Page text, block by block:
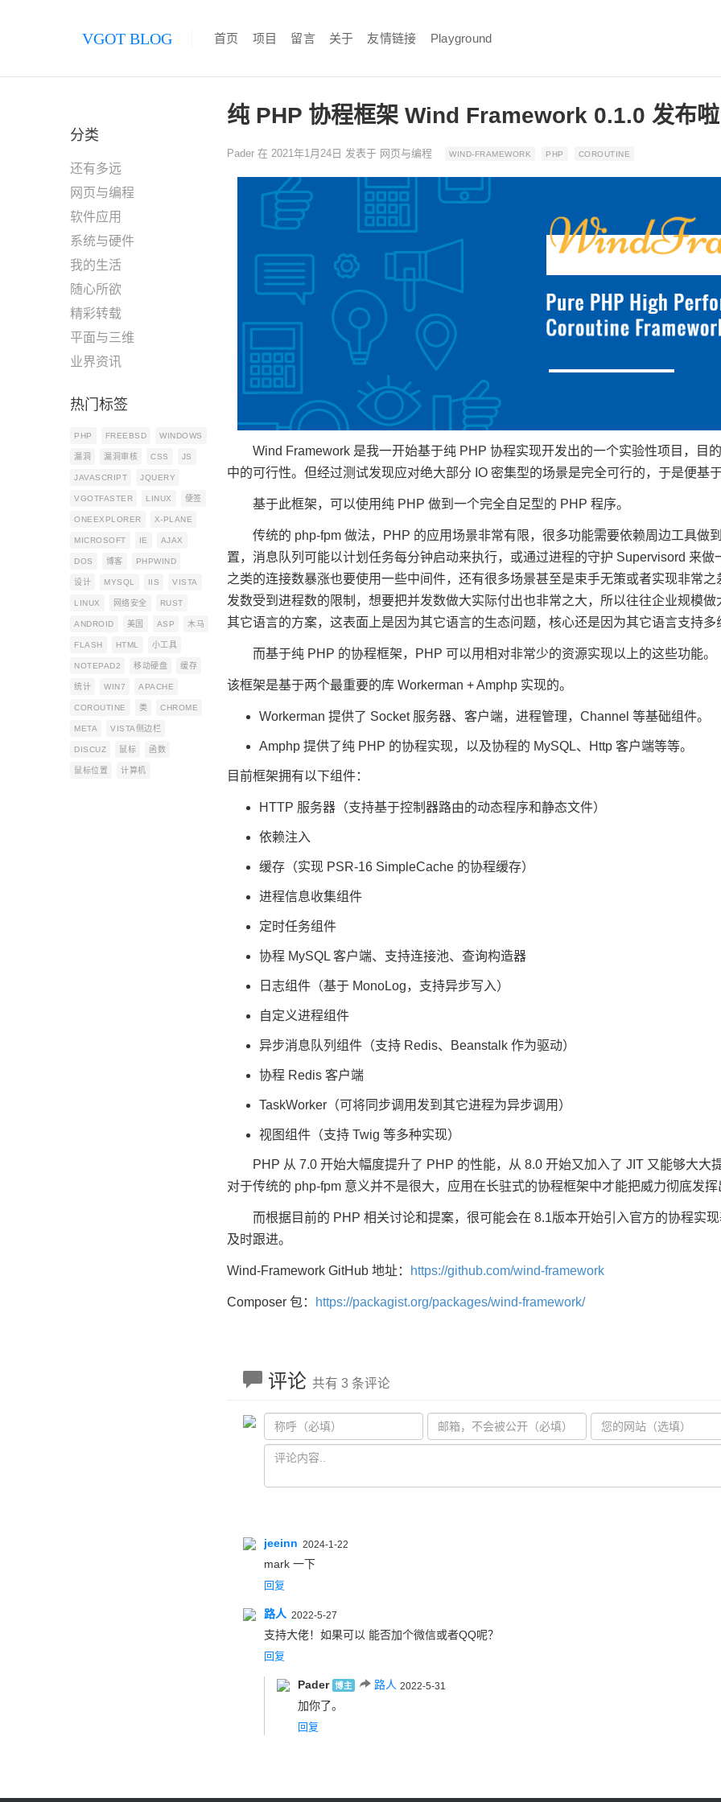
VGOT BLOG 首页 项目 留言 关于 友情链接 Playground
分类
还有多远
网页与编程
软件应用
系统与硬件
我的生活
随心所欲
精彩转载
平面与三维
业界资讯
热门标签
PHP FREEBSD WINDOWS
漏洞 漏洞审核 CSS JS
JAVASCRIPT JQUERY
VGOTFASTER LINUX 便签
ONEEXPLORER X-PLANE
MICROSOFT IE AJAX
DOS 博客 PHPWIND
设计 MYSQL IIS VISTA
LINUX 网络安全 RUST
ANDROID 美国 ASP 木马
FLASH HTML 小工具
NOTEPAD2 移动硬盘 缓存
统计 WIN7 APACHE
COROUTINE 类 CHROME
META VISTA侧边栏
DISCUZ 鼠标 函数
鼠标位置 计算机
纯 PHP 协程框架 Wind Framework 0.1.0 发布啦
Pader 在 2021年1月24日 发表于 网页与编程 WIND-FRAMEWORK PHP COROUTINE
Wind Framework 是我一开始基于纯 PHP 协程实现开发出的一个实验性项目，目
中的可行性。但经过测试发现应对绝大部分 IO 密集型的场景是完全可行的，于是便基
基于此框架，可以使用纯 PHP 做到一个完全自足型的 PHP 程序。
传统的 php-fpm 做法，PHP 的应用场景非常有限，很多功能需要依赖周边工具做
置，消息队列可能以计划任务每分钟启动来执行，或通过进程的守护 Supervisord 来
之类的连接数暴涨也要使用一些中间件，还有很多场景甚至是束手无策或者实现非常
发数受到进程数的限制，想要把并发数做大实际付出也非常之大，所以往往企业规模
其它语言的方案，这表面上是因为其它语言的生态问题，核心还是因为其它语言支持
而基于纯 PHP 的协程框架，PHP 可以用相对非常少的资源实现以上的这些功能。
该框架是基于两个最重要的库 Workerman + Amphp 实现的。
Workerman 提供了 Socket 服务器、客户端，进程管理，Channel 等基础组件。
Amphp 提供了纯 PHP 的协程实现，以及协程的 MySQL、Http 客户端等等。
目前框架拥有以下组件：
HTTP 服务器（支持基于控制器路由的动态程序和静态文件）
依赖注入
缓存（实现 PSR-16 SimpleCache 的协程缓存）
进程信息收集组件
定时任务组件
协程 MySQL 客户端、支持连接池、查询构造器
日志组件（基于 MonoLog，支持异步写入）
自定义进程组件
异步消息队列组件（支持 Redis、Beanstalk 作为驱动）
协程 Redis 客户端
TaskWorker（可将同步调用发到其它进程为异步调用）
视图组件（支持 Twig 等多种实现）
PHP 从 7.0 开始大幅度提升了 PHP 的性能，从 8.0 开始又加入了 JIT 又能够大大
对于传统的 php-fpm 意义并不是很大，应用在长驻式的协程框架中才能把威力彻底发挥
而根据目前的 PHP 相关讨论和提案，很可能会在 8.1版本开始引入官方的协程实现
及时跟进。
Wind-Framework GitHub 地址： https://github.com/wind-framework
Composer 包： https://packagist.org/packages/wind-framework/
评论 共有 3 条评论
jeeinn 2024-1-22
mark 一下
回复
路人 2022-5-27
支持大佬！如果可以 能否加个微信或者QQ呢？
回复
Pader 博主 路人 2022-5-31
加你了。
回复